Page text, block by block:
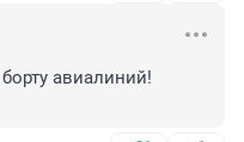
авиалиний!